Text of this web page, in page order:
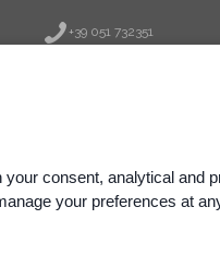
+39 051 732351
consent, analytical
your preferences at